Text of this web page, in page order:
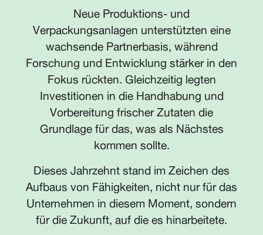
Neue Produktions- und
Verpackungsanlagen unterstützten eine
wachsende Partnerbasis, während
Forschung und Entwicklung stärker in den
Fokus rückten. Gleichzeitig legten
Investitionen in die Handhabung und
Vorbereitung frischer Zutaten die
Grundlage für das, was als Nächstes
kommen sollte.
Dieses Jahrzehnt stand im Zeichen des
Aufbaus von Fähigkeiten, nicht nur für das
Unternehmen in diesem Moment, sondern
für die Zukunft, auf die es hinarbeitete.